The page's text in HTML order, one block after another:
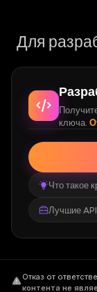
Для
ключа.
Что такое
Лучшие
Отказ от
контента не